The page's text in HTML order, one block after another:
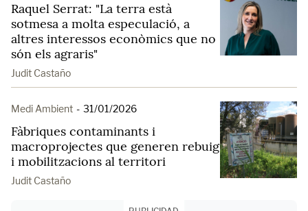
Raquel Serrat: "La terra està
sotmesa a molta especulació, a
altres interessos econòmics que no
són els agraris"
Judit Castaño
Medi Ambient - 31/01/2026
Fàbriques contaminants i
macroprojectes que generen rebuig
i mobilitzacions al territori
Judit Castaño